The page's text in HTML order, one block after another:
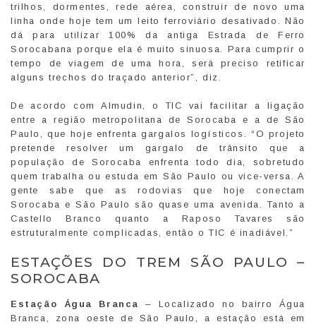
trilhos, dormentes, rede aérea, construir de novo uma
linha onde hoje tem um leito ferroviário desativado. Não
dá para utilizar 100% da antiga Estrada de Ferro
Sorocabana porque ela é muito sinuosa. Para cumprir o
tempo de viagem de uma hora, será preciso retificar
alguns trechos do traçado anterior”, diz.
De acordo com Almudin, o TIC vai facilitar a ligação
entre a região metropolitana de Sorocaba e a de São
Paulo, que hoje enfrenta gargalos logísticos. “O projeto
pretende resolver um gargalo de trânsito que a
população de Sorocaba enfrenta todo dia, sobretudo
quem trabalha ou estuda em São Paulo ou vice-versa. A
gente sabe que as rodovias que hoje conectam
Sorocaba e São Paulo são quase uma avenida. Tanto a
Castello Branco quanto a Raposo Tavares são
estruturalmente complicadas, então o TIC é inadiável.”
ESTAÇÕES DO TREM SÃO PAULO –
SOROCABA
Estação Água Branca
– Localizado no bairro Água
Branca, zona oeste de São Paulo, a estação está em